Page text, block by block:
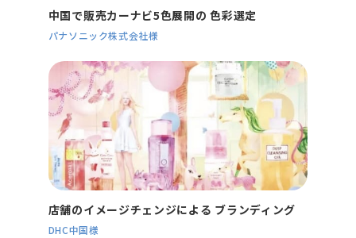
中国で販売カーナビ5色展開の色彩選定
パナソニック株式会社様
店舗のイメージチェンジによる ブランディング
DHC中国様